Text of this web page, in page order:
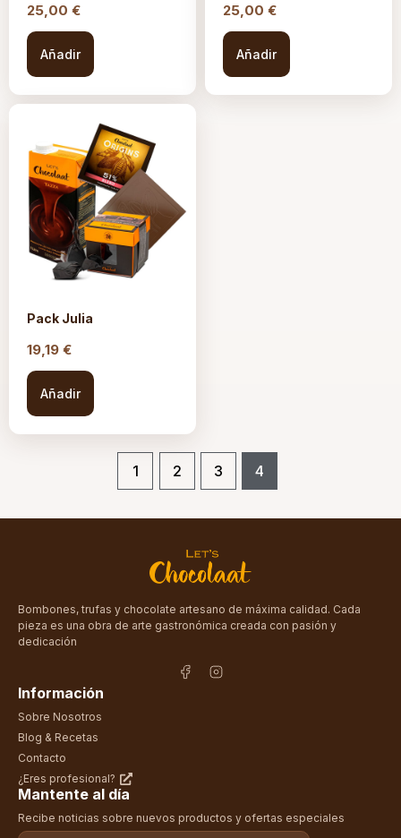
25,00 €
Añadir
25,00 €
Añadir
Pack Julia
19,19 €
Añadir
1 2 3 4
Bombones, trufas y chocolate artesano de máxima calidad. Cada
pieza es una obra de arte gastronómica creada con pasión y
dedicación
Información
Sobre Nosotros
Blog & Recetas
Contacto
¿Eres profesional?
Mantente al día
Recibe noticias sobre nuevos productos y ofertas especiales